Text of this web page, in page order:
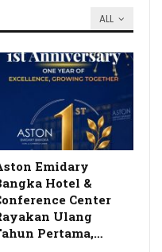
ALL
Emidary
Hotel &
Center
Ulang
Pertama,…